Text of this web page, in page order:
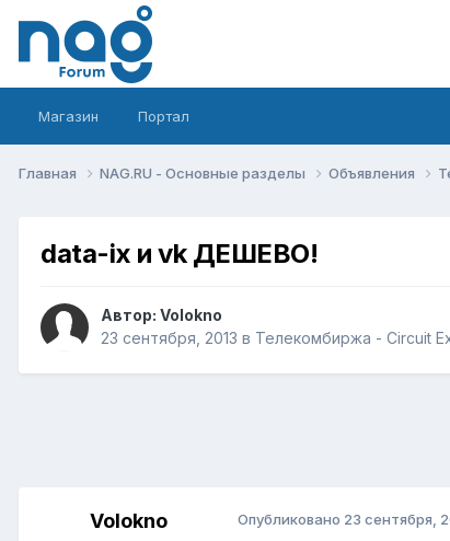
Магазин Портал
Главная NAG.RU - Основные разделы Объявления
data-ix и vk ДЕШЕВО!
Автор: Volokno
23 сентября, 2013 в Телекомбиржа - Circuit
Volokno Опубликовано 23 сентября,